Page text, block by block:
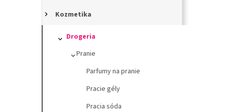
n
e
Kozmetika
Drogeria
Pranie
Parfumy na pranie
Pracie gély
Pracia sóda